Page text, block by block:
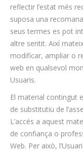
reflectir l’estat més
suposa una
seus termes es pot
altre sentit. Així
modificar, ampliar o
web en qualsevol
Usuaris.
El material contingut
de substitutiu de
L’accés a aquest
de confiança o
Web. Per això,